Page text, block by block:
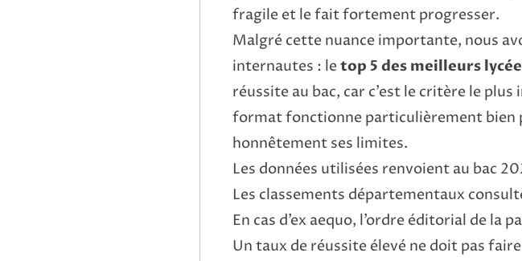
fragile et le fait fortement progresser.
Malgré cette nuance importante, nous
internautes : letop 5 des meilleurs
réussite au bac, car c’est le critère le
format fonctionne particulièrement bien
honnêtement ses limites.
Les données utilisées renvoient au bac
Les classements départementaux
En cas d’ex aequo, l’ordre éditorial de la
Un taux de réussite élevé ne doit pas